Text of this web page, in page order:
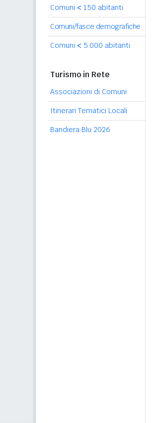
Comuni < 150 abitanti
Comuni/fasce demografiche
Comuni < 5.000 abitanti
Turismo in Rete
Associazioni di Comuni
Itinerari Tematici Locali
Bandiera Blu 2026